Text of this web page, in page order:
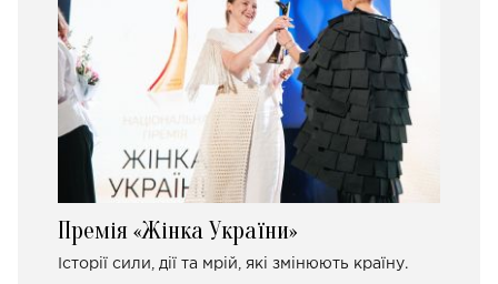
Премія «Жінка України»
Історії сили, дії та мрій, які змінюють країну.